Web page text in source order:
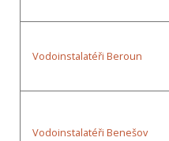
Vodoinstalatéři Beroun
Vodoinstalatéři Benešov